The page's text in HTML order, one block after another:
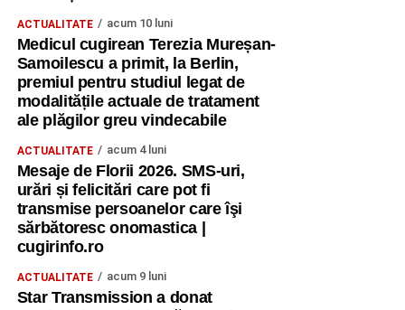
Ne-am despărțit, dar nu ne-am încheiat colaborarea. Am
plecat cu promisiunea de a rămâne conectați, de a
împărtăși ceea ce am învățat și de a transforma
experiența într-un impact real în comunitățile noastre”.
Un „mulțumesc” pentru oportunitate
„Mulțumim Asociației Youth Progress din Cehia pentru
încrederea acordată și pentru faptul că ne-a oferit șansa
de a participa la acest curs internațional.
Mulțumim Erasmus+ pentru oportunitățile extraordinare de
învățare, dezvoltare și colaborare europeană și pentru
șansa de a transforma chiar și vacanța într-un timp al
descoperirii și al formării prin metode non-formale,
ACTUALITATE acum 10 luni
Medicul cugirean Terezia Mureșan-
Samoilescu a primit, la Berlin,
premiul pentru studiul legat de
modalitățile actuale de tratament
ale plăgilor greu vindecabile
ACTUALITATE acum 4 luni
Mesaje de Florii 2026. SMS-uri,
urări și felicitări care pot fi
transmise persoanelor care îşi
sărbătoresc onomastica |
cugirinfo.ro
ACTUALITATE acum 9 luni
Star Transmission a donat